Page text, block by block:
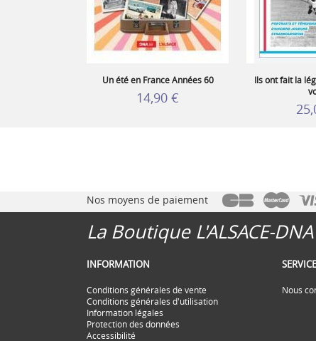
Un été en France Années 60
14,90 €
Ils ont fait la
Nos moyens de paiement
La Boutique L'ALSACE-DNA
INFORMATION
Conditions générales de vente
Conditions générales d'utilisation
Information légales
Protection des données
Accessibilité
Nous